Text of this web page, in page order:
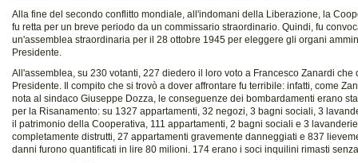
Alla fine del secondo conflitto mondiale, all'indomani della Liberazione, la
fu retta per un breve periodo da un commissario straordinario. Quindi, fu
un'assemblea straordinaria per il 28 ottobre 1945 per eleggere gli organi
Presidente.
All'assemblea, su 230 votanti, 227 diedero il loro voto a Francesco Zanardi che
Presidente. Il compito che si trovò a dover affrontare fu terribile: infatti, come
nota al sindaco Giuseppe Dozza, le conseguenze dei bombardamenti erano
per la Risanamento: su 1327 appartamenti, 32 negozi, 3 bagni sociali, 3
il patrimonio della Cooperativa, 111 appartamenti, 2 bagni sociali e 3
completamente distrutti, 27 appartamenti gravemente danneggiati e 837
danni furono quantificati in lire 80 milioni. 174 erano i soci inquilini rimasti